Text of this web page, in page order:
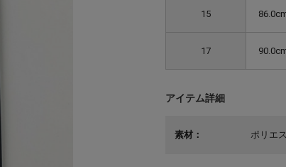
15
17
アイテム詳細
素材： ポリエ